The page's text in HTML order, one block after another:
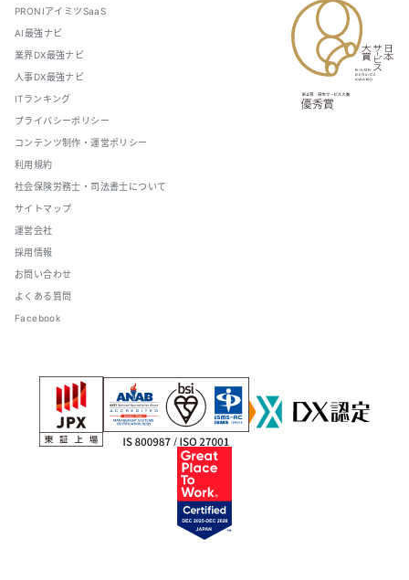
PRONIアイミツSaaS
AI最強ナビ
業界DX最強ナビ
人事DX最強ナビ
ITランキング
プライバシーポリシー
コンテンツ制作・運営ポリシー
利用規約
社会保険労務士・司法書士について
サイトマップ
運営会社
採用情報
お問い合わせ
よくある質問
Facebook